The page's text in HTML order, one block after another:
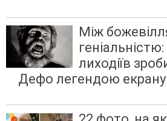
Між
лиходіїв
Дефо легендою